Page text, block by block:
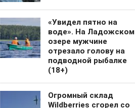
«Увидел пятно на
воде». На Ладожском
озере мужчине
отрезало голову на
подводной рыбалке
(18+)
Огромный cклад
Wildberries сгорел со